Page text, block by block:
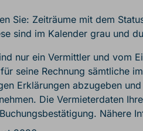
Sie: Zeiträume mit dem
sind im Kalender grau und
nur ein Vermittler und vom
seine Rechnung sämtliche
Erklärungen abzugeben
Die Vermieterdaten
Nähere